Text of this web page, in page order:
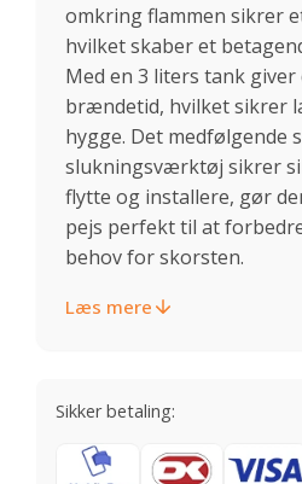
omkring flammen sikrer
hvilket skaber et
Med en 3 liters tank
brændetid, hvilket sikrer
hygge. Det medfølgende
slukningsværktøj sikrer
flytte og installere, gør
pejs perfekt til at
behov for skorsten.
Læs mere
Sikker betaling: